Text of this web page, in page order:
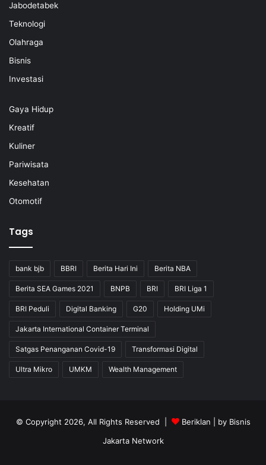
Jabodetabek
Teknologi
Olahraga
Bisnis
Investasi
Gaya Hidup
Kreatif
Kuliner
Pariwisata
Kesehatan
Otomotif
Tags
bank bjb BBRI Berita Hari Ini Berita NBA
Berita SEA Games 2021 BNPB BRI BRI Liga 1
BRI Peduli Digital Banking G20 Holding UMi
Jakarta International Container Terminal
Satgas Penanganan Covid-19 Transformasi Digital
Ultra Mikro UMKM Wealth Management
© Copyright 2026, All Rights Reserved | Beriklan | by Bisnis
Jakarta Network